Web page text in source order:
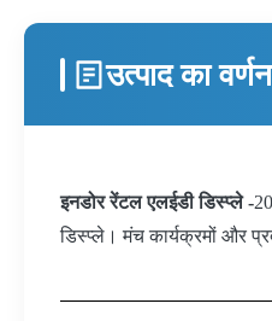
उत्पाद का वर्णन
इनडोर रेंटल एलईडी डिस्प्ले -
डिस्प्ले। मंच कार्यक्रमों और